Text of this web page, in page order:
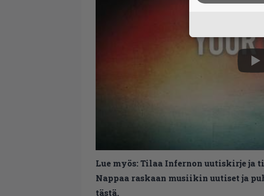
Lue myös:Tilaa Infernon uutiskirje ja
Nappaa raskaan musiikin uutiset ja
tästä.